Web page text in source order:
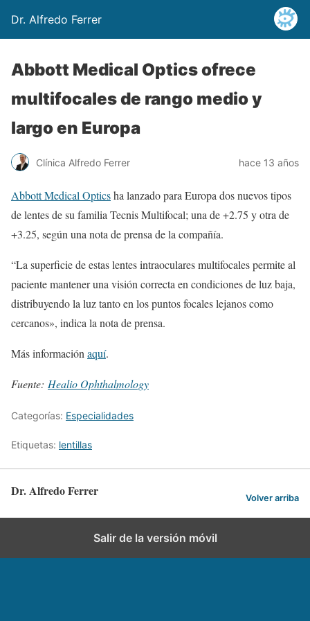
Dr. Alfredo Ferrer
Abbott Medical Optics ofrece
multifocales de rango medio y
largo en Europa
Clínica Alfredo Ferrer hace 13 años
Abbott Medical Opticsha lanzado para Europa dos nuevos tipos
de lentes de su familia Tecnis Multifocal; una de +2.75 y otra de
+3.25, según una nota de prensa de la compañía.
“La superficie de estas lentes intraoculares multifocales permite al
paciente mantener una visión correcta en condiciones de luz baja,
distribuyendo la luz tanto en los puntos focales lejanos como
cercanos», indica la nota de prensa.
Más información aquí.
Fuente: Healio Ophthalmology
Categorías: Especialidades
Etiquetas: lentillas
Dr. Alfredo Ferrer Volver arriba
Salir de la versión móvil